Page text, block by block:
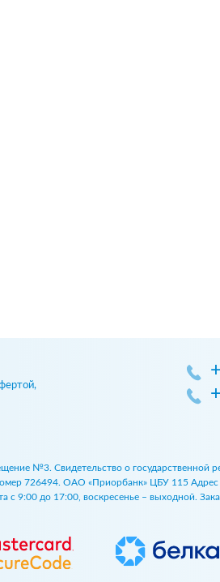
№3. Свидетельство о
726494. ОАО «Приорбанк» ЦБУ 115 Адрес
9:00 до 17:00, воскресенье – выходной.